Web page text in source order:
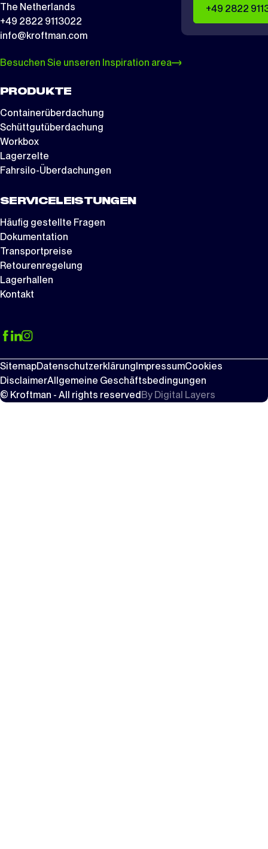
The Netherlands
+49 2822 9113022
info@kroftman.com
Besuchen Sie unseren Inspiration area
PRODUKTE
Containerüberdachung
Schüttgutüberdachung
Workbox
Lagerzelte
Fahrsilo-Überdachungen
SERVICELEISTUNGEN
Häufig gestellte Fragen
Dokumentation
Transportpreise
Retourenregelung
Lagerhallen
Kontakt
+49 2822
SitemapDatenschutzerklärungImpressumCookies
DisclaimerAllgemeine Geschäftsbedingungen
© Kroftman - All rights reservedBy Digital Layers